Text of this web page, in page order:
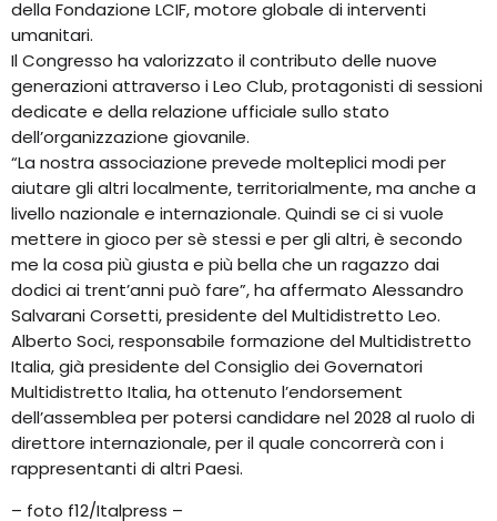
della Fondazione LCIF, motore globale di interventi
umanitari.
Il Congresso ha valorizzato il contributo delle nuove
generazioni attraverso i Leo Club, protagonisti di sessioni
dedicate e della relazione ufficiale sullo stato
dell’organizzazione giovanile.
“La nostra associazione prevede molteplici modi per
aiutare gli altri localmente, territorialmente, ma anche a
livello nazionale e internazionale. Quindi se ci si vuole
mettere in gioco per sè stessi e per gli altri, è secondo
me la cosa più giusta e più bella che un ragazzo dai
dodici ai trent’anni può fare”, ha affermato Alessandro
Salvarani Corsetti, presidente del Multidistretto Leo.
Alberto Soci, responsabile formazione del Multidistretto
Italia, già presidente del Consiglio dei Governatori
Multidistretto Italia, ha ottenuto l’endorsement
dell’assemblea per potersi candidare nel 2028 al ruolo di
direttore internazionale, per il quale concorrerà con i
rappresentanti di altri Paesi.
– foto f12/Italpress –